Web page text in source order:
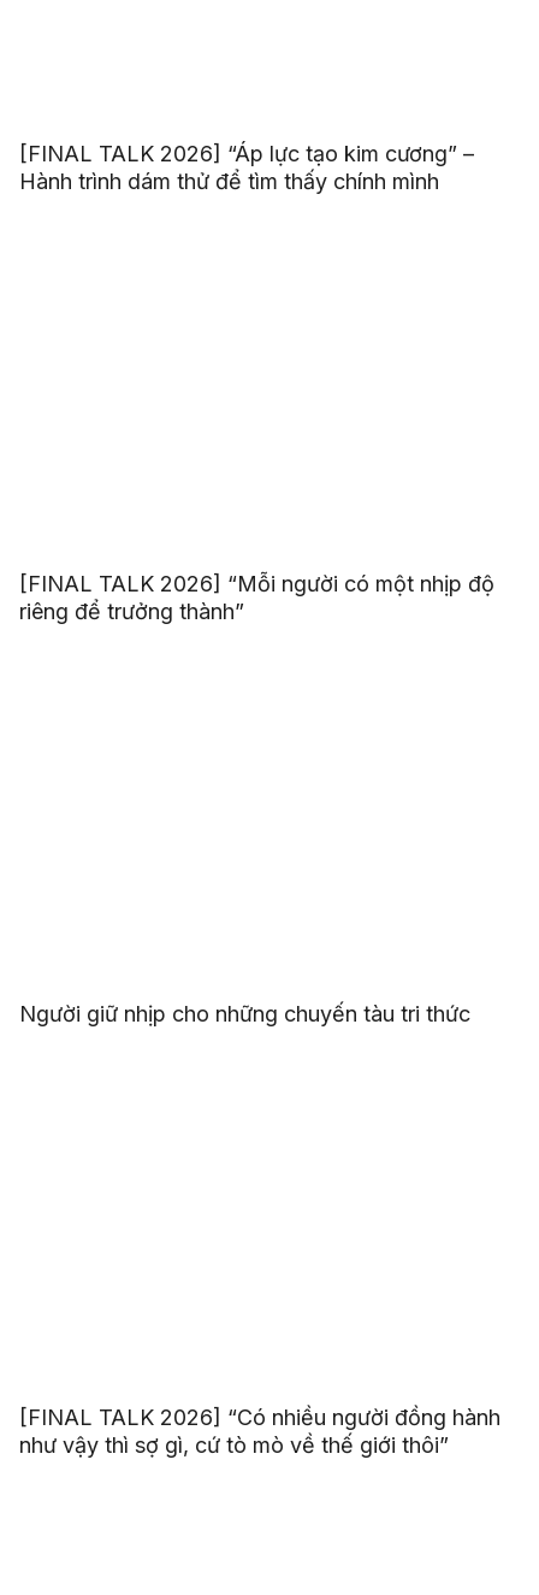
[FINAL TALK 2026] “Áp lực tạo kim cương” –
Hành trình dám thử để tìm thấy chính mình
[FINAL TALK 2026] “Mỗi người có một nhịp độ
riêng để trưởng thành”
Người giữ nhịp cho những chuyến tàu tri thức
[FINAL TALK 2026] “Có nhiều người đồng hành
như vậy thì sợ gì, cứ tò mò về thế giới thôi”